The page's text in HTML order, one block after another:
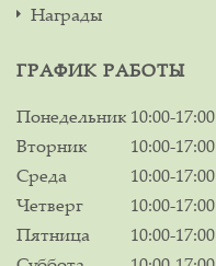
Награды
ГРАФИК РАБОТЫ
Понедельник 10:00-17:00
Вторник
10:00-17:00
Среда
10:00-17:00
Четверг
10:00-17:00
Пятница
10:00-17:00